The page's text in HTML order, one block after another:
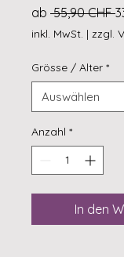
ab 55,90 CHF
inkl. MwSt. | zzgl.
Grösse / Alter *
Anzahl *
In den